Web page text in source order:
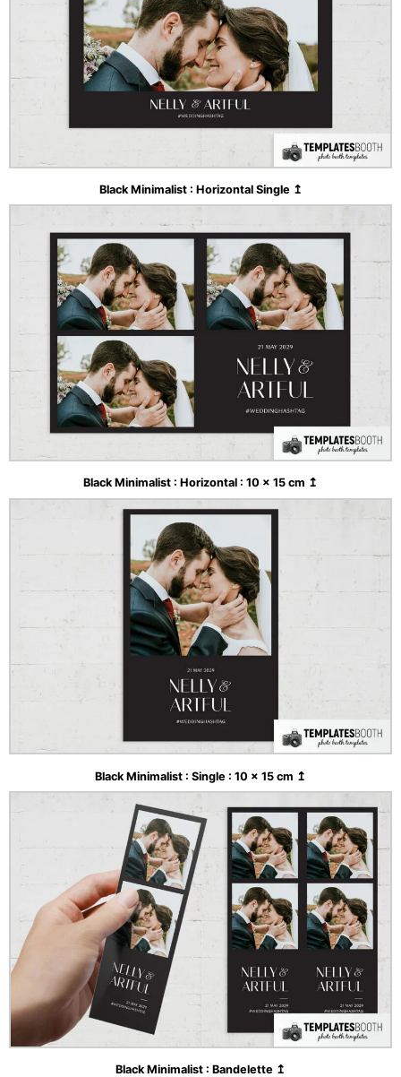
Black Minimalist : Horizontal Single ↥
Black Minimalist : Horizontal : 10 x 15 cm ↥
Black Minimalist : Single : 10 x 15 cm ↥
Black Minimalist : Bandelette ↥